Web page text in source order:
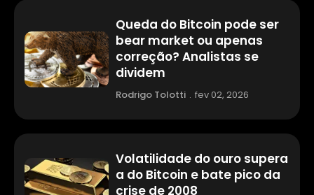
Queda do Bitcoin pode ser
bear market ou apenas
correção? Analistas se
dividem
Rodrigo Tolotti . fev 02, 2026
Volatilidade do ouro supera
a do Bitcoin e bate pico da
crise de 2008